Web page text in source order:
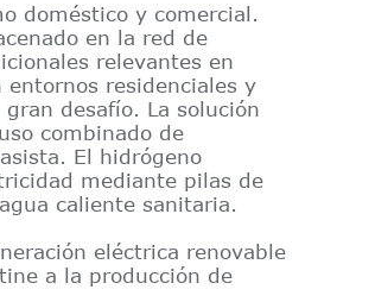
doméstico y comercial.
en la red de
relevantes en
entornos residenciales y
desafío. La solución
combinado de
El hidrógeno
mediante pilas de
caliente sanitaria.
eléctrica renovable
a la producción de